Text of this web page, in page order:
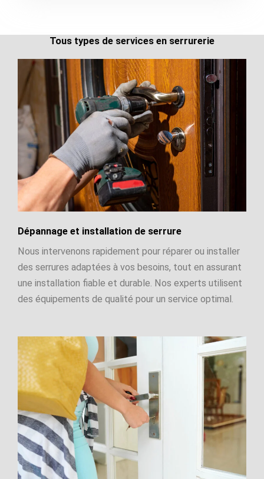
Tous types de services en serrurerie
Dépannage et installation de serrure
Nous intervenons rapidement pour réparer ou installer
des serrures adaptées à vos besoins, tout en assurant
une installation fiable et durable. Nos experts utilisent
des équipements de qualité pour un service optimal.